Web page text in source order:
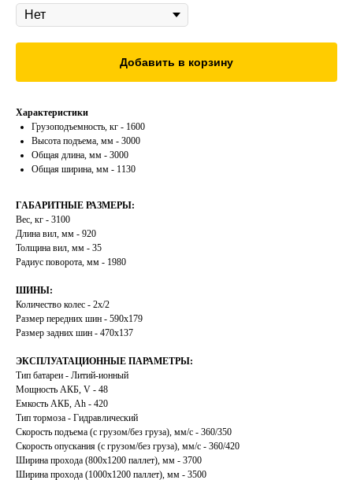
Добавить в корзину
Характеристики
Грузоподъемность, кг - 1600
Высота подъема, мм - 3000
Общая длина, мм - 3000
Общая ширина, мм - 1130
ГАБАРИТНЫЕ РАЗМЕРЫ:
Вес, кг - 3100
Длина вил, мм - 920
Толщина вил, мм - 35
Радиус поворота, мм - 1980
ШИНЫ:
Количество колес - 2х/2
Размер передних шин - 590х179
Размер задних шин - 470х137
ЭКСПЛУАТАЦИОННЫЕ ПАРАМЕТРЫ:
Тип батареи - Литий-ионный
Мощность АКБ, V - 48
Емкость АКБ, Ah - 420
Тип тормоза - Гидравлический
Скорость подъема (с грузом/без груза), мм/с - 360/350
Скорость опускания (с грузом/без груза), мм/с - 360/420
Ширина прохода (800х1200 паллет), мм - 3700
Ширина прохода (1000х1200 паллет), мм - 3500